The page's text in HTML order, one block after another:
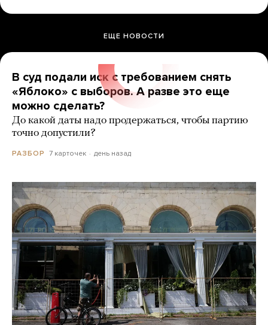
ЕЩЕ НОВОСТИ
В суд подали иск с требованием снять
«Яблоко» с выборов. А разве это еще
можно сделать?
До какой даты надо продержаться, чтобы партию
точно допустили?
РАЗБОР 7 карточек день назад